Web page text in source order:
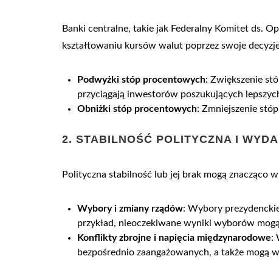
Banki centralne, takie jak Federalny Komitet ds.
kształtowaniu kursów walut poprzez swoje
Podwyżki stóp procentowych: Zwiększenie
przyciągają inwestorów poszukujących
Obniżki stóp procentowych: Zmniejszenie
2. STABILNOŚĆ POLITYCZNA I
Polityczna stabilność lub jej brak mogą znacząco
Wybory i zmiany rządów: Wybory
przykład, nieoczekiwane wyniki wyborów
Konflikty zbrojne i napięcia międzynarodowe:
bezpośrednio zaangażowanych, a także mogą